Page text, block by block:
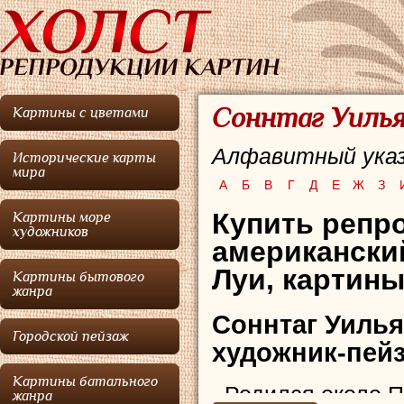
Картины с цветами
Исторические карты
мира
Картины море
художников
Картины бытового
жанра
Городской пейзаж
Картины батального
жанра
Соннтаг
Алфавитный
А Б В Г Д Е Ж З
Купить
Луи,
Соннтаг
художник-
Родился около